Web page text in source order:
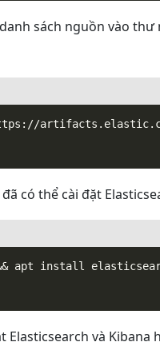
sách nguồn vào thư
có thể cài đặt
Elasticsearch và